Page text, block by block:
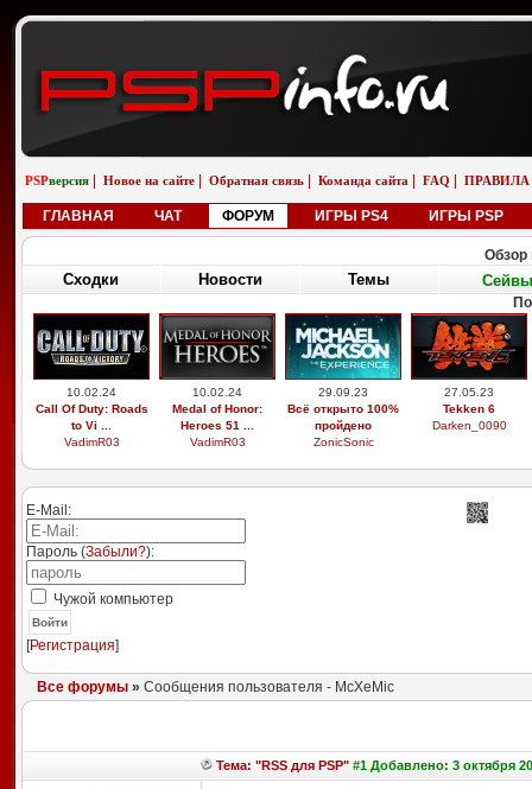
PSPверсия Новое на сайте Обратная связь Команда сайта FAQ ПРАВИЛА
ГЛАВНАЯ ЧАТ ФОРУМ ИГРЫ PS4 ИГРЫ PSP
Обзор
Сходки Новости Темы Сейвы
10.02.24
Call Of Duty: Roads
to Vi ...
VadimR03
10.02.24
Medal of Honor:
Heroes 51 ...
VadimR03
29.09.23
Всё открыто 100%
пройдено
ZonicSonic
27.05.23
Tekken 6
Darken_0090
E-Mail:
Пароль (Забыли?):
Чужой компьютер
Войти
[Регистрация]
Все форумы» Сообщения пользователя - McXeMic
Тема: "RSS для PSP"#1 Добавлено: 3 октября